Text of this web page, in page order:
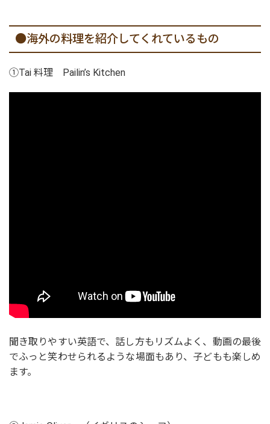
●海外の料理を紹介してくれているもの
①Tai 料理 Pailin’s Kitchen
聞き取りやすい英語で、話し方もリズムよく、動画の最後
でふっと笑わせられるような場面もあり、子どもも楽しめ
ます。